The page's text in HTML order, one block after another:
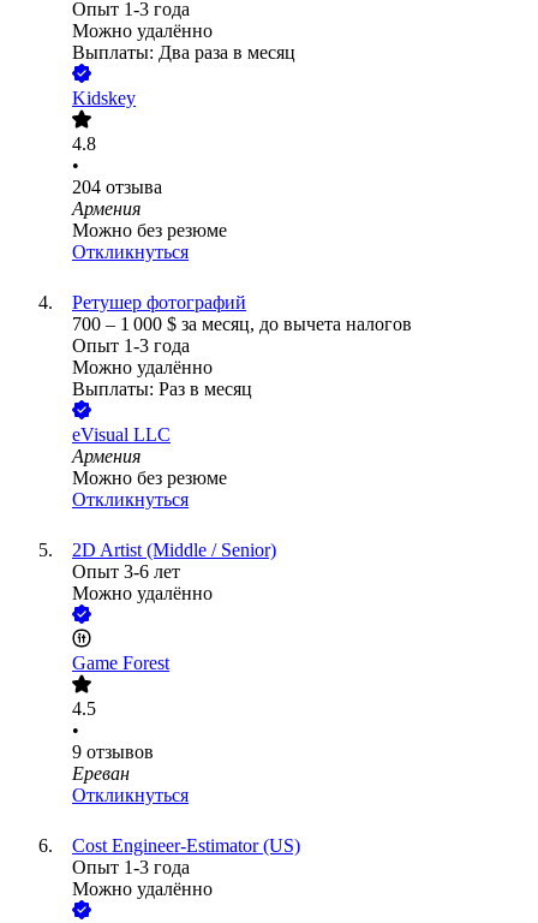
Опыт 1-3 года
Можно удалённо
Выплаты: Два раза в месяц
Kidskey
4.8
•
204 отзыва
Армения
Можно без резюме
Откликнуться
Ретушер фотографий
700 – 1 000 $ за месяц, до вычета налогов
Опыт 1-3 года
Можно удалённо
Выплаты: Раз в месяц
eVisual LLC
Армения
Можно без резюме
Откликнуться
2D Artist (Middle / Senior)
Опыт 3-6 лет
Можно удалённо
Game Forest
4.5
•
9 отзывов
Ереван
Откликнуться
Cost Engineer-Estimator (US)
Опыт 1-3 года
Можно удалённо